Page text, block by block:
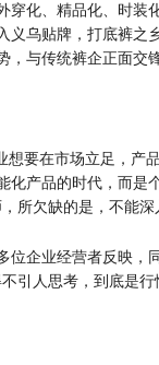
穿化、精品化、时装
义乌贴牌，打底裤
与传统裤企正面交锋
想要在市场立足，
化产品的时代，而是
所欠缺的是，不能
位企业经营者反映，
引人思考，到底是